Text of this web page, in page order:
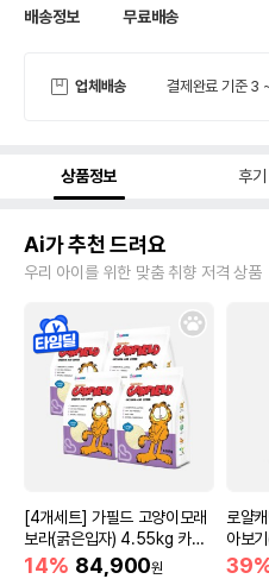
배송정보 무료배송
업체배송 결제완료 기준 3
상품정보 후기
Ai가 추천 드려요
우리 아이를 위한 맞춤 취향 저격 상품
[4개세트] 가필드 고양이모래
보라(굵은입자) 4.55kg 카사
바모래
14% 84,900원
로얄
아보